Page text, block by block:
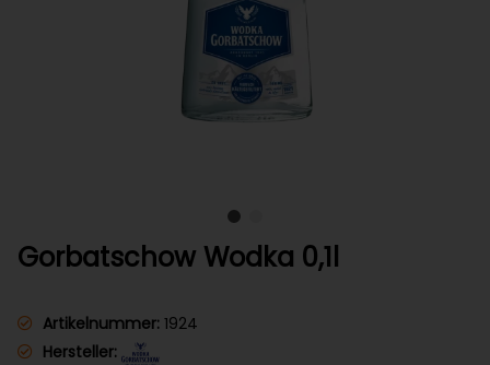
Gorbatschow Wodka 0,1l
Artikelnummer: 1924
Hersteller: